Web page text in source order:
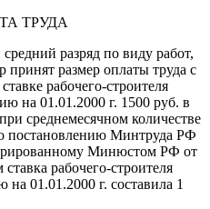
ТРУДА
разряд по виду работ,
размер оплаты труда с
рабочего-строителя
на 01.01.2000 г. 1500 руб. в
среднемесячном количестве
постановлению Минтруда РФ
Минюстом РФ от
рабочего-строителя
на 01.01.2000 г. составила 1